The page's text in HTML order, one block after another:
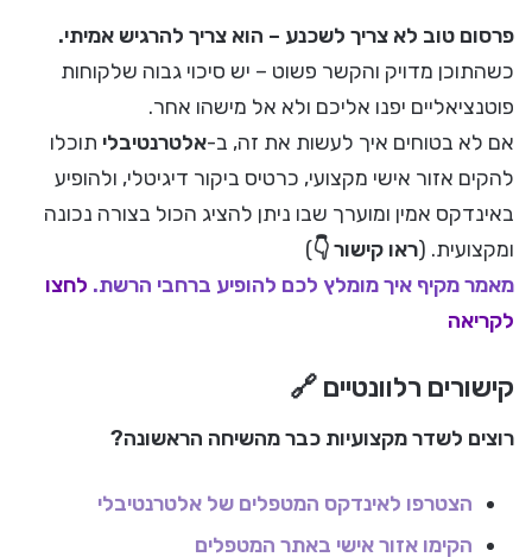
פרסום טוב לא צריך לשכנע – הוא צריך להרגיש אמיתי.
כשהתוכן מדויק והקשר פשוט – יש סיכוי גבוה שלקוחות
פוטנציאליים יפנו אליכם ולא אל מישהו אחר.
אם לא בטוחים איך לעשות את זה, ב-אלטרנטיבלי תוכלו
להקים אזור אישי מקצועי, כרטיס ביקור דיגיטלי, ולהופיע
באינדקס אמין ומוערך שבו ניתן להציג הכול בצורה נכונה
ומקצועית. (ראו קישור 👇)
מאמר מקיף איך מומלץ לכם להופיע ברחבי הרשת. לחצו
לקריאה
קישורים רלוונטיים 🔗
רוצים לשדר מקצועיות כבר מהשיחה הראשונה?
הצטרפו לאינדקס המטפלים של אלטרנטיבלי
הקימו אזור אישי באתר המטפלים